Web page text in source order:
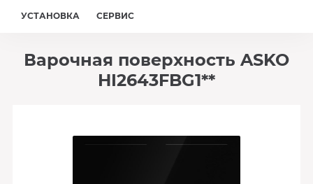
УСТАНОВКА СЕРВИС
Варочная поверхность ASKO
HI2643FBG1**